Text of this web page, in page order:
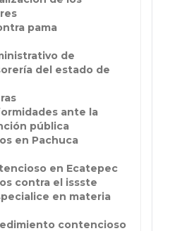
pama
de
del estado de
ante la
pública
en Pachuca
en Ecatepec
contra el issste
en materia
contencioso